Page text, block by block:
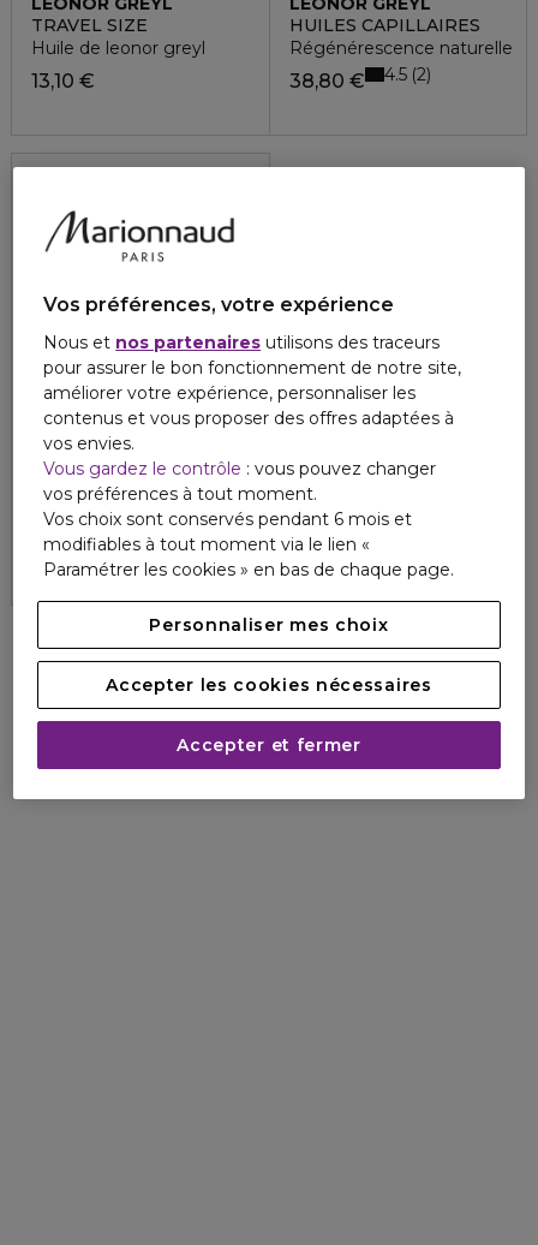
TRAVEL SIZE
Huile de leonor greyl
13,10 €
HUILES CAPILLAIRES
Régénérescence naturelle
38,80 € 4.5 2
LEONOR GREYL
HUILE APAISANTE
Soin apaisant pour cuir chevelu sensible
41,30 € 4 1
Vos préférences, votre expérience
Nous et nos partenaires utilisons des traceurs
pour assurer le bon fonctionnement de notre site,
améliorer votre expérience, personnaliser les
contenus et vous proposer des offres adaptées à
vos envies.
Vous gardez le contrôle : vous pouvez changer
vos préférences à tout moment.
Vos choix sont conservés pendant 6 mois et
modifiables à tout moment via le lien «
Paramétrer les cookies » en bas de chaque page.
Personnaliser mes choix
Accepter les cookies nécessaires
Accepter et fermer